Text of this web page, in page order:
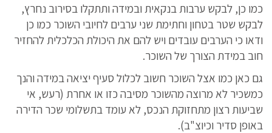
כמו כן, לבקש ערבות בנקאית ובמידה ותתקלו בסירוב נחרץ,
לבקש שטר בטחון וחתימת שני ערבים לחיובי השוכר כמו כן
ודאו כי הערבים עובדים ויש להם את היכולת הכלכלית להחזיר
חוב במידת הצורך של השוכר.
גם כאן כמו אצל השוכר חשוב לכלול סעיף יציאה במידה והנך
כמשכיר לא מרוצה מהשוכר מסיבה כזו או אחרת (רעש, אי
שביעות רצון מתחזוקת הנכס, לא עומד בתשלומי שכר הדירה
באופן סדיר וכיוצ"ב).